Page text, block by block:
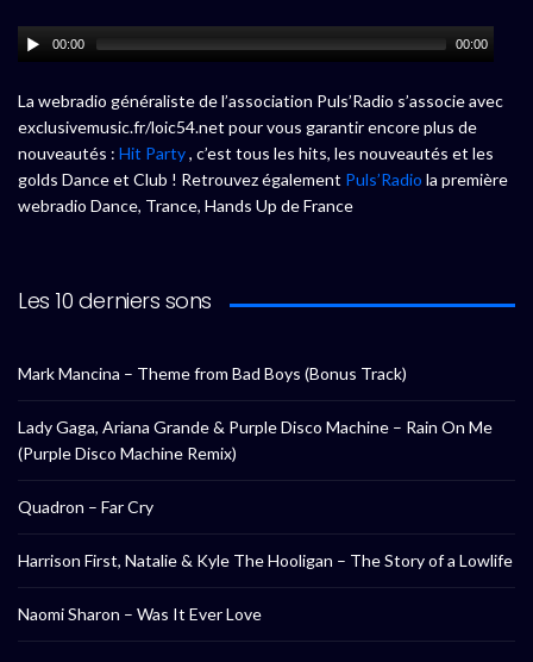
00:00 00:00
La webradio généraliste de l’association Puls’Radio s’associe avec
exclusivemusic.fr/loic54.net pour vous garantir encore plus de
nouveautés : Hit Party, c’est tous les hits, les nouveautés et les
golds Dance et Club ! Retrouvez également Puls’Radio la première
webradio Dance, Trance, Hands Up de France
Les 10 derniers sons
Mark Mancina – Theme from Bad Boys (Bonus Track)
Lady Gaga, Ariana Grande & Purple Disco Machine – Rain On Me
(Purple Disco Machine Remix)
Quadron – Far Cry
Harrison First, Natalie & Kyle The Hooligan – The Story of a Lowlife
Naomi Sharon – Was It Ever Love